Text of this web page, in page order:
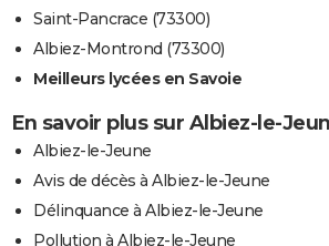
Saint-Pancrace (73300)
Albiez-Montrond (73300)
Meilleurs lycées en Savoie
En savoir plus sur Albiez-le-
Albiez-le-Jeune
Avis de décès à Albiez-le-Jeune
Délinquance à Albiez-le-Jeune
Pollution à Albiez-le-Jeune